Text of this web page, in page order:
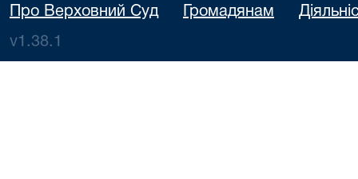
Про Верховний Суд Громадянам
v1.38.1